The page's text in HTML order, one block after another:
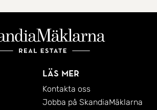
Läs mer
Kontakta oss
Jobba på SkandiaMäklarna